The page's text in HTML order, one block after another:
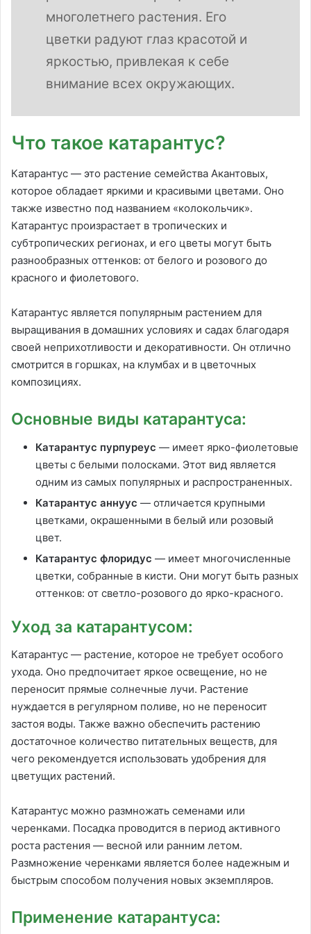
многолетнего растения. Его
цветки радуют глаз красотой и
яркостью, привлекая к себе
внимание всех окружающих.
Что такое катарантус?
Катарантус — это растение семейства Акантовых,
которое обладает яркими и красивыми цветами. Оно
также известно под названием «колокольчик».
Катарантус произрастает в тропических и
субтропических регионах, и его цветы могут быть
разнообразных оттенков: от белого и розового до
красного и фиолетового.
Катарантус является популярным растением для
выращивания в домашних условиях и садах благодаря
своей неприхотливости и декоративности. Он отлично
смотрится в горшках, на клумбах и в цветочных
композициях.
Основные виды катарантуса:
Катарантус пурпуреус — имеет ярко-фиолетовые
цветы с белыми полосками. Этот вид является
одним из самых популярных и распространенных.
Катарантус аннуус — отличается крупными
цветками, окрашенными в белый или розовый
цвет.
Катарантус флоридус — имеет многочисленные
цветки, собранные в кисти. Они могут быть разных
оттенков: от светло-розового до ярко-красного.
Уход за катарантусом:
Катарантус — растение, которое не требует особого
ухода. Оно предпочитает яркое освещение, но не
переносит прямые солнечные лучи. Растение
нуждается в регулярном поливе, но не переносит
застоя воды. Также важно обеспечить растению
достаточное количество питательных веществ, для
чего рекомендуется использовать удобрения для
цветущих растений.
Катарантус можно размножать семенами или
черенками. Посадка проводится в период активного
роста растения — весной или ранним летом.
Размножение черенками является более надежным и
быстрым способом получения новых экземпляров.
Применение катарантуса: